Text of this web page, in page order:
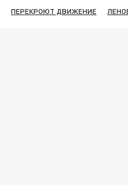
ПЕРЕКРОЮТ ДВИЖЕНИЕ